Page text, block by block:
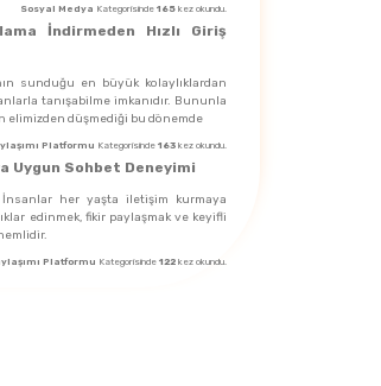
Sosyal Medya Kategorisinde 165 kez okundu.
İndirmeden Hızlı Giriş
sunduğu en büyük kolaylıklardan
tanışabilme imkanıdır. Bununla
elimizden düşmediği bu dönemde
Platformu Kategorisinde 163 kez okundu.
Uygun Sohbet Deneyimi
İnsanlar her yaşta iletişim kurmaya
edinmek, fikir paylaşmak ve keyifli
Platformu Kategorisinde 122 kez okundu.